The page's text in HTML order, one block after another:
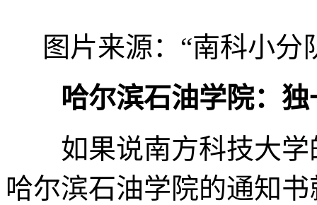
图片来源：“南科小分
哈尔滨石油学院：
如果说南方科技大学
哈尔滨石油学院的通知书